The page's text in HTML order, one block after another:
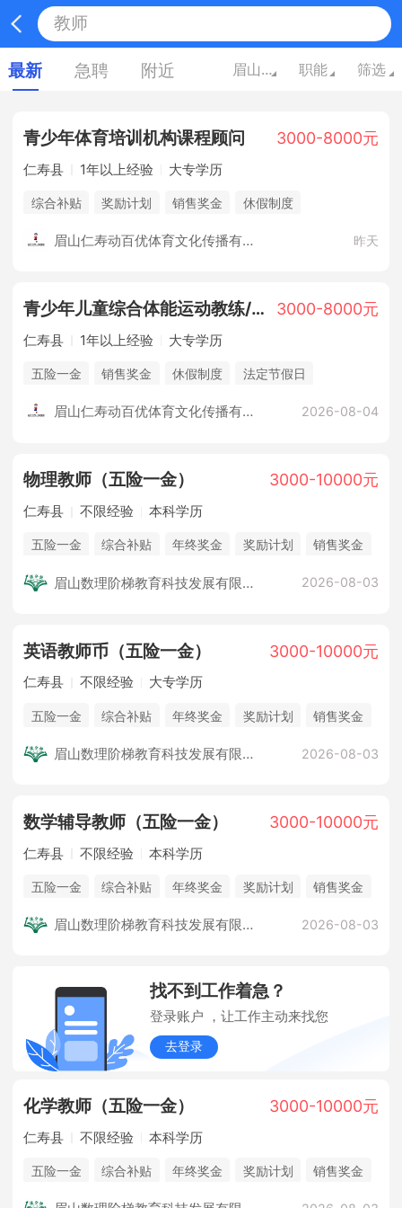
最新 急聘 附近 眉山四川 职能 筛选
青少年体育培训机构课程顾问 3000-8000元
仁寿县 1年以上经验 大专学历
综合补贴 奖励计划 销售奖金
休假制度
眉山仁寿动百优体育文化传播有限公司 昨天
青少年儿童综合体能运动教练/教员 3000-8000元
仁寿县 1年以上经验 大专学历
五险一金 销售奖金 休假制度
法定节假日
眉山仁寿动百优体育文化传播有限公司 2026-08-04
物理教师 （五险一金） 3000-10000元
仁寿县 不限经验 本科学历
五险一金 综合补贴 年终奖金 奖励计划
销售奖金
眉山数理阶梯教育科技发展有限公司 2026-08-03
英语教师币（五险一金） 3000-10000元
仁寿县 不限经验 大专学历
五险一金 综合补贴 年终奖金 奖励计划
销售奖金
眉山数理阶梯教育科技发展有限公司 2026-08-03
数学辅导教师 （五险一金） 3000-10000元
仁寿县 不限经验 本科学历
五险一金 综合补贴 年终奖金 奖励计划
销售奖金
眉山数理阶梯教育科技发展有限公司 2026-08-03
找不到工作着急？
登录账户 ，让工作主动来找您
去登录
化学教师 （五险一金） 3000-10000元
仁寿县 不限经验 本科学历
五险一金 综合补贴 年终奖金 奖励计划
销售奖金